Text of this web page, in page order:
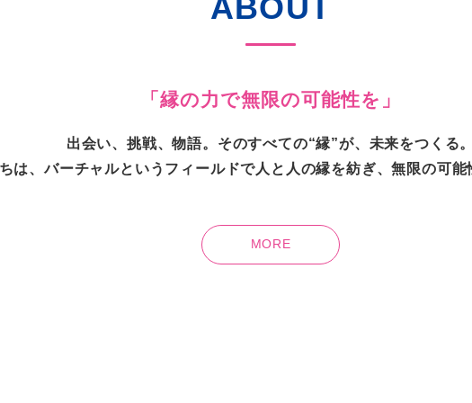
ABOUT
「縁の力で無限の可能性を」
出会い、挑戦、物語。そのすべての“縁”が、未来をつくる。
は、バーチャルというフィールドで人と人の縁を紡ぎ、無限の可能
MORE